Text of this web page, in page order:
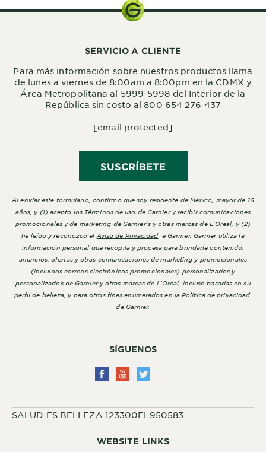
WEBSITE LINKS
SÍGUENOS
SALUD ES BELLEZA 123300EL950583
SERVICIO A CLIENTE
Para más información sobre nuestros productos llama
de lunes a viernes de 8:00am a 8:00pm en la CDMX y
Área Metropolitana al 5999-5998 del Interior de la
República sin costo al 800 654 276 437
[email protected]
SUSCRÍBETE
Al enviar este formulario, confirmo que soy residente de México, mayor de 16
años, y (1) acepto los Términos de uso de Garnier y recibir comunicaciones
promocionales y de marketing de Garnier's y otras marcas de L'Oreal, y (2)
he leído y reconozco el Aviso de Privacidade Garnier. Garnier utiliza la
información personal que recopila y procesa para brindarle contenido,
anuncios, ofertas y otras comunicaciones de marketing y promocionales
(incluidos correos electrónicos promocionales) personalizados y
personalizados de Garnier y otras marcas de L'Oreal, incluso basadas en su
perfil de belleza, y para otros fines enumerados en laPolítica de privacidad
de Garnier.